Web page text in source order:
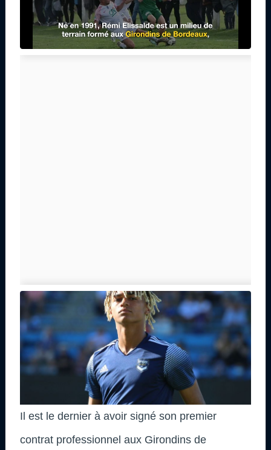
Il est le dernier à avoir signé son premier
contrat professionnel aux Girondins de